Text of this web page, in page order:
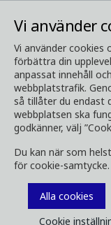
Vi använder
Vi använder cookies
förbättra din
anpassat innehåll
webbplatstrafik.
så tillåter du endast
webbplatsen ska
godkänner, välj
Du kan när som
för cookie-samtycke.
Alla cookies
Cookie
Media
Ladda
Här kan du
kundtidningar
typ eller